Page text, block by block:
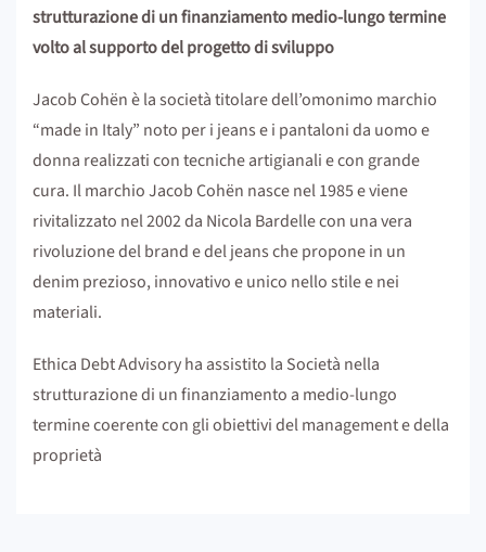
strutturazione di un finanziamento medio-lungo termine
volto al supporto del progetto di sviluppo
Jacob Cohën è la società titolare dell’omonimo marchio
“made in Italy” noto per i jeans e i pantaloni da uomo e
donna realizzati con tecniche artigianali e con grande
cura. Il marchio Jacob Cohën nasce nel 1985 e viene
rivitalizzato nel 2002 da Nicola Bardelle con una vera
rivoluzione del brand e del jeans che propone in un
denim prezioso, innovativo e unico nello stile e nei
materiali.
Ethica Debt Advisory ha assistito la Società nella
strutturazione di un finanziamento a medio-lungo
termine coerente con gli obiettivi del management e della
proprietà